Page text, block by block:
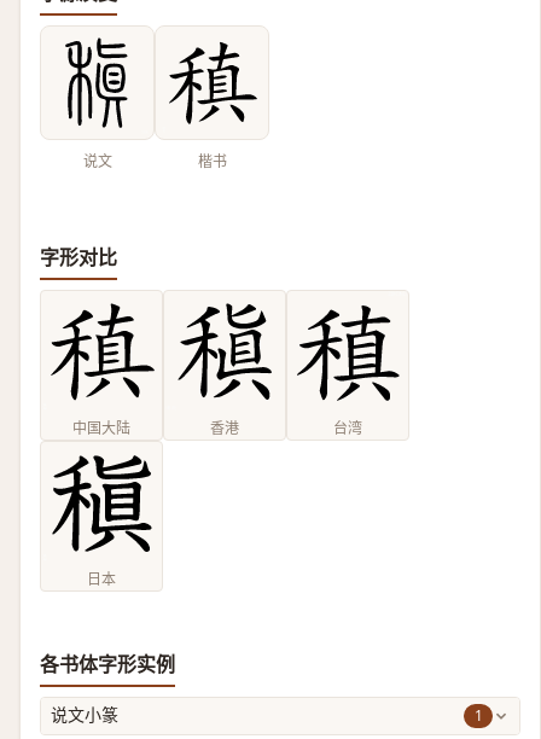
说文 楷书
字形对比
中国大陆 香港 台湾
日本
各书体字形实例
说文小篆 1